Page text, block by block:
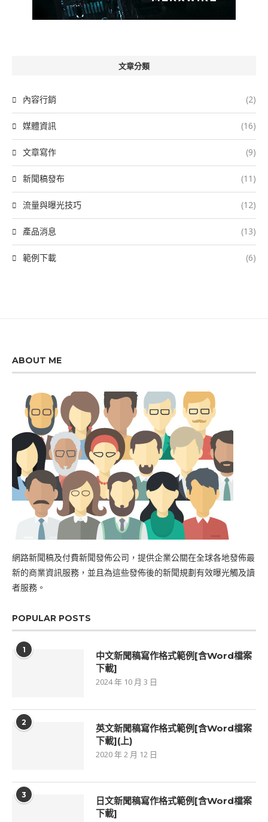
文章分類
內容行銷 (2)
媒體資訊 (16)
文章寫作 (9)
新聞稿發布 (11)
流量與曝光技巧 (12)
產品消息 (13)
範例下載 (6)
ABOUT ME
網路新聞稿及付費新聞發佈公司，提供企業公關在全球各地發佈最
新的商業資訊服務，並且為這些發佈後的新聞規劃有效曝光觸及讀
者服務。
POPULAR POSTS
1
中文新聞稿寫作格式範例[含Word檔案
下載]
2024 年 10 月 3 日
2
英文新聞稿寫作格式範例[含Word檔案
下載](上)
2020 年 2 月 12 日
3
日文新聞稿寫作格式範例[含Word檔案
下載]